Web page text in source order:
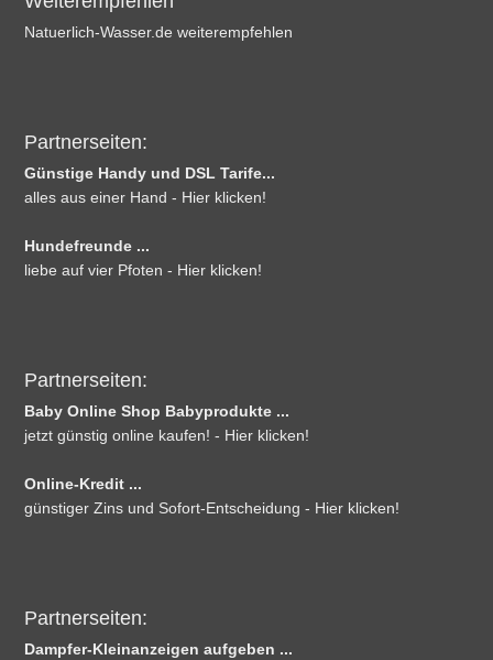
Natuerlich-Wasser.de weiterempfehlen
Partnerseiten:
Günstige Handy und DSL Tarife...
alles aus einer Hand - Hier klicken!
Hundefreunde ...
liebe auf vier Pfoten - Hier klicken!
Partnerseiten:
Baby Online Shop Babyprodukte ...
jetzt günstig online kaufen! - Hier klicken!
Online-Kredit ...
günstiger Zins und Sofort-Entscheidung - Hier klicken!
Partnerseiten:
Dampfer-Kleinanzeigen aufgeben ...